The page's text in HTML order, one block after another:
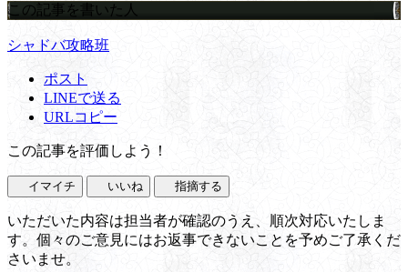
この記事を書いた人
シャドバ攻略班
ポスト
LINEで送る
URLコピー
この記事を評価しよう！
イマイチ いいね 指摘する
いただいた内容は担当者が確認のうえ、順次対応いたしま
す。個々のご意見にはお返事できないことを予めご了承くだ
さいませ。